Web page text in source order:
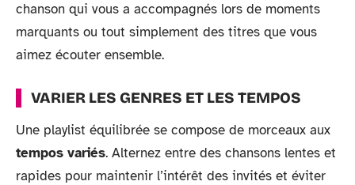
chanson qui vous a accompagnés lors de moments
marquants ou tout simplement des titres que vous
aimez écouter ensemble.
VARIER LES GENRES ET LES TEMPOS
Une playlist équilibrée se compose de morceaux aux
tempos variés. Alternez entre des chansons lentes et
rapides pour maintenir l’intérêt des invités et éviter